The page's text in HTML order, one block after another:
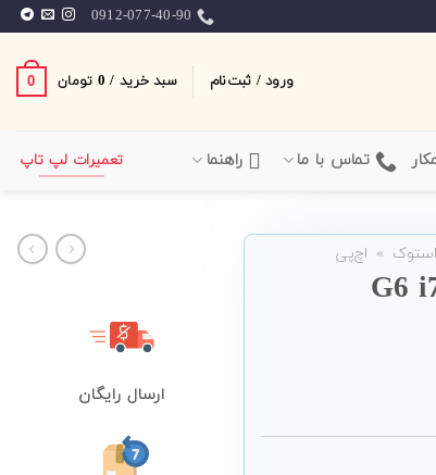
0912-077-40-90
ورود / ثبت‌نام سبد خرید / 0 تومان 0
تماس با ما راهنما تعمیرات لپ تاپ
» اچ‌پی
ارسال رایگان